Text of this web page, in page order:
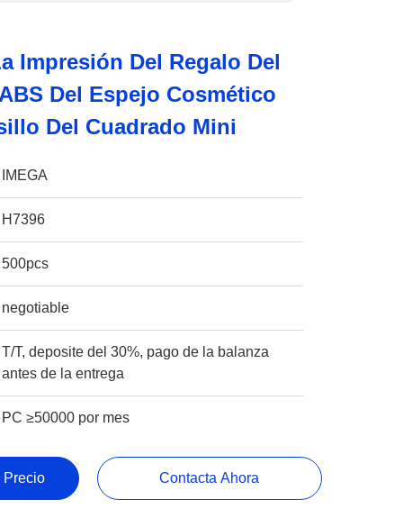
Impresión Del Regalo Del
Del Espejo Cosmético
Del Cuadrado Mini
IMEGA
H7396
500pcs
negotiable
T/T, deposite del 30%, pago de la balanza
antes de la entrega
PC ≥50000 por mes
Precio Contacta Ahora